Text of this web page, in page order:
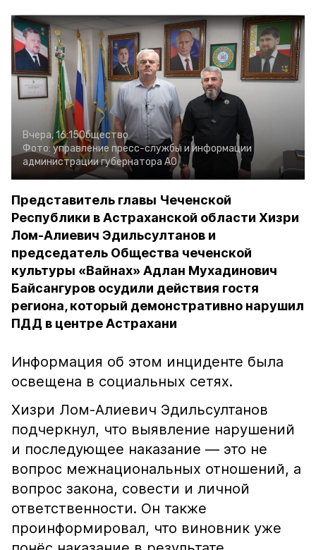
Вчера, 16:15Общество
Фото: управление пресс-службы и информации
администрации губернатора АО
Представитель главы Чеченской
Республики в Астраханской области Хизри
Лом-Алиевич Эдильсултанов и
председатель Общества чеченской
культуры «Вайнах» Адлан Мухадинович
Байсангуров осудили действия гостя
региона, который демонстративно нарушил
ПДД в центре Астрахани
Информация об этом инциденте была
освещена в социальных сетях.
Хизри Лом-Алиевич Эдильсултанов
подчеркнул, что выявление нарушений
и последующее наказание — это не
вопрос межнациональных отношений, а
вопрос закона, совести и личной
ответственности. Он также
проинформировал, что виновник уже